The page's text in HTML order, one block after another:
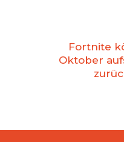
Fortnite
Oktober